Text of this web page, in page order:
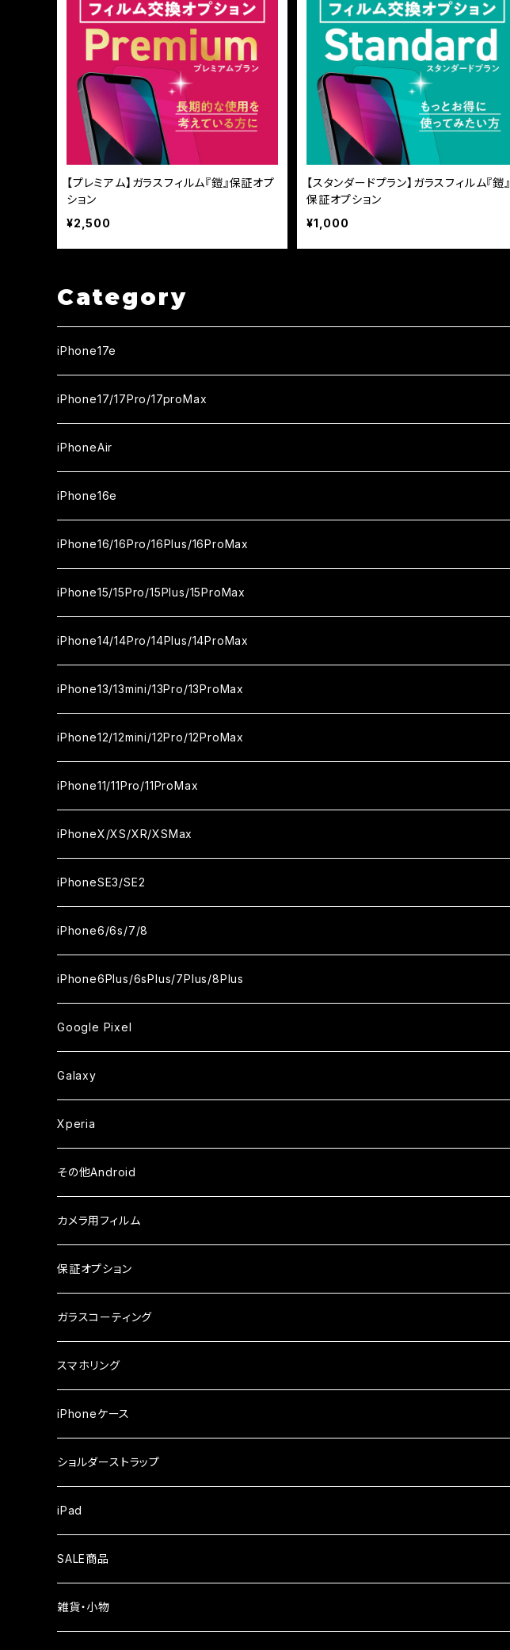
【プレミアム】ガラスフィルム『鎧』保証オプ
ション
¥2,500
【スタンダードプラン】ガラスフィルム『鎧』
保証オプション
¥1,000
Category
iPhone17e
ガラスフィルム
セラミックフィルム
カメラ用フィルム
iPhone17/17Pro/17proMax
iPhone17
ガラスフィルム
セラミックフィルム
iPhone17Pro
ガラスフィルム
セラミックフィルム
iPhone17proMax
ガラスフィルム
セラミックフィルム
iPhoneAir
ガラスフィルム
セラミックフィルム
カメラ用フィルム
iPhone16e
ガラスフィルム
セラミックフィルム
カメラ用フィルム
iPhone16/16Pro/16Plus/16ProMax
iPhone16
ガラスフィルム
セラミックフィルム
iPhone16Pro
ガラスフィルム
セラミックフィルム
iPhone16Plus
ガラスフィルム
セラミックフィルム
iPhone16ProMax
ガラスフィルム
セラミックフィルム
iPhone15/15Pro/15Plus/15ProMax
iPhone15
ガラスフィルム
セラミックフィルム
iPhone15Pro
ガラスフィルム
セラミックフィルム
iPhone15Plus
ガラスフィルム
セラミックフィルム
iPhone15ProMax
ガラスフィルム
セラミックフィルム
iPhone14/14Pro/14Plus/14ProMax
iPhone14
ガラスフィルム
セラミックフィルム
iPhone14Pro
ガラスフィルム
セラミックフィルム
iPhone14Plus
ガラスフィルム
セラミックフィルム
iPhone14ProMax
ガラスフィルム
セラミックフィルム
iPhone13/13mini/13Pro/13ProMax
iPhone13/13Pro
ガラスフィルム
セラミックフィルム
iPhone13mini
ガラスフィルム
セラミックフィルム
iPhone13ProMax
ガラスフィルム
セラミックフィルム
iPhone12/12mini/12Pro/12ProMax
iPhone12/12Pro
ガラスフィルム
セラミックフィルム
iPhone12mini
ガラスフィルム
セラミックフィルム
iPhone12ProMax
ガラスフィルム
セラミックフィルム
iPhone11/11Pro/11ProMax
iPhone11
ガラスフィルム
セラミックフィルム
iPhone11Pro
ガラスフィルム
セラミックフィルム
iPhone11Pro Max
ガラスフィルム
セラミックフィルム
iPhoneX/XS/XR/XSMax
iPhoneX
ガラスフィルム
セラミックフィルム
iPhoneXS
ガラスフィルム
セラミックフィルム
iPhoneXR
ガラスフィルム
セラミックフィルム
iPhoneXSMax
ガラスフィルム
セラミックフィルム
iPhoneSE3/SE2
iPhoneSE3
ガラスフィルム
ケース
iPhoneSE2
ガラスフィルム
ケース
iPhone6/6s/7/8
iPhone8
ガラスフィルム
セラミックフィルム
iPhone7
ガラスフィルム
セラミックフィルム
iPhone6s
ガラスフィルム
ケース・カバー
iPhone6
ガラスフィルム
ケース・カバー
iPhone6Plus/6sPlus/7Plus/8Plus
iPhone6Plus
ガラスフィルム
ケース
iPhone6sPlus
ガラスフィルム
ケース
iPhone7Plus
ガラスフィルム
ケース
iPhone8Plus
ガラスフィルム
ケース
Google Pixel
ガラスフィルム
セラミックフィルム
ケース
Galaxy
ガラスフィルム
セラミックフィルム
ケース
Xperia
ガラスフィルム
その他Android
AQUOS
ガラスフィルム
arrows
ガラスフィルム
シンプルスマホ
ガラスフィルム
らくらくスマホ
ガラスフィルム
OPPO
ガラスフィルム
Xiaomi
ガラスフィルム
カメラ用フィルム
iPhone
iPhone17e
iPhone17ProMax
iPhone16
iPhone15
Android
保証オプション
ガラスコーティング
スマホリング
iPhoneケース
ショルダーストラップ
iPad
液晶フィルム
SALE商品
雑貨・小物